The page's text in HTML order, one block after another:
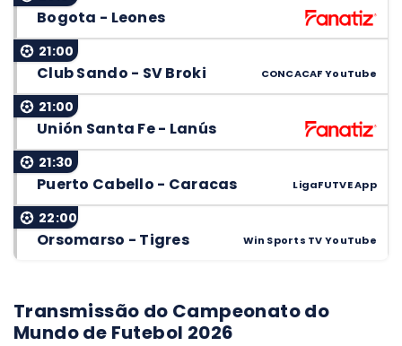
Bogota - Leones
21:00
Club Sando - SV Broki CONCACAF YouTube
21:00
Unión Santa Fe - Lanús
21:30
Puerto Cabello - Caracas LigaFUTVE App
22:00
Orsomarso - Tigres Win Sports TV YouTube
Transmissão do Campeonato do
Mundo de Futebol 2026